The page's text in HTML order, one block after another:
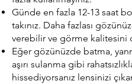
Günde en fazla 12-13 saat
takınız. Daha fazlası
verebilir ve görme kalitesini
Eğer gözünüzde batma,
aşırı sulanma gibi
hissediyorsanız lensinizi